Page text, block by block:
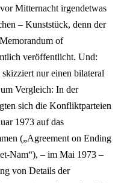
Mitternacht irgendetwas
– Kunststück, denn der
of
veröffentlicht. Und:
nur einen bilateral
Vergleich: In der
sich die Konfliktparteien
1973 auf das
(„Agreement on Ending
Nam“), – im Mai 1973 –
von Details der